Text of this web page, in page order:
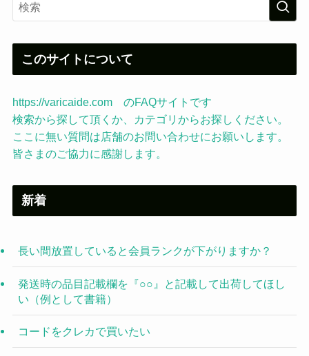
このサイトについて
https://varicaide.com のFAQサイトです
検索から探して頂くか、カテゴリからお探しください。
ここに無い質問は店舗のお問い合わせにお願いします。
皆さまのご協力に感謝します。
新着
長い間放置していると会員ランクが下がりますか？
発送時の品目記載欄を『○○』と記載して出荷してほし
い（例として書籍）
コードをクレカで買いたい